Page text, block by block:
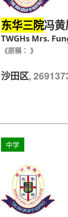
东华三院冯
TWGHs Mrs.
《原稱： 》
沙田区,
中学